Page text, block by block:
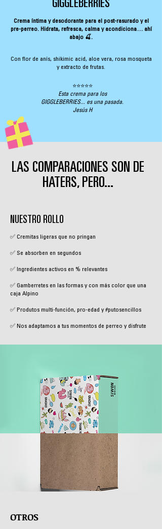
LAS COMPARACIONES SON DE
HATERS, PERO...
NUESTRO ROLLO
✅ Cremitas ligeras que no pringan
✅ Se absorben en segundos
✅ Ingredientes activos en % relevantes
✅ Gamberretes en las formas y con más color que una
caja Alpino
✅ Produtos multi-función, pro-edad y #putosencillos
✅ Nos adaptamos a tus momentos de perreo y disfrute
OTROS
GIGGLEBERRIES
Crema íntima y desodorante para el post-rasurado y el
pre-perreo. Hidrata, refresca, calma y acondiciona… ahí
abajo 🍒.
Con flor de anís, shikimic acid, aloe vera, rosa mosqueta
y extracto de frutas.
⭐⭐⭐⭐⭐
Esta crema para los
GIGGLEBERRIES... es una pasada.
Jesús H